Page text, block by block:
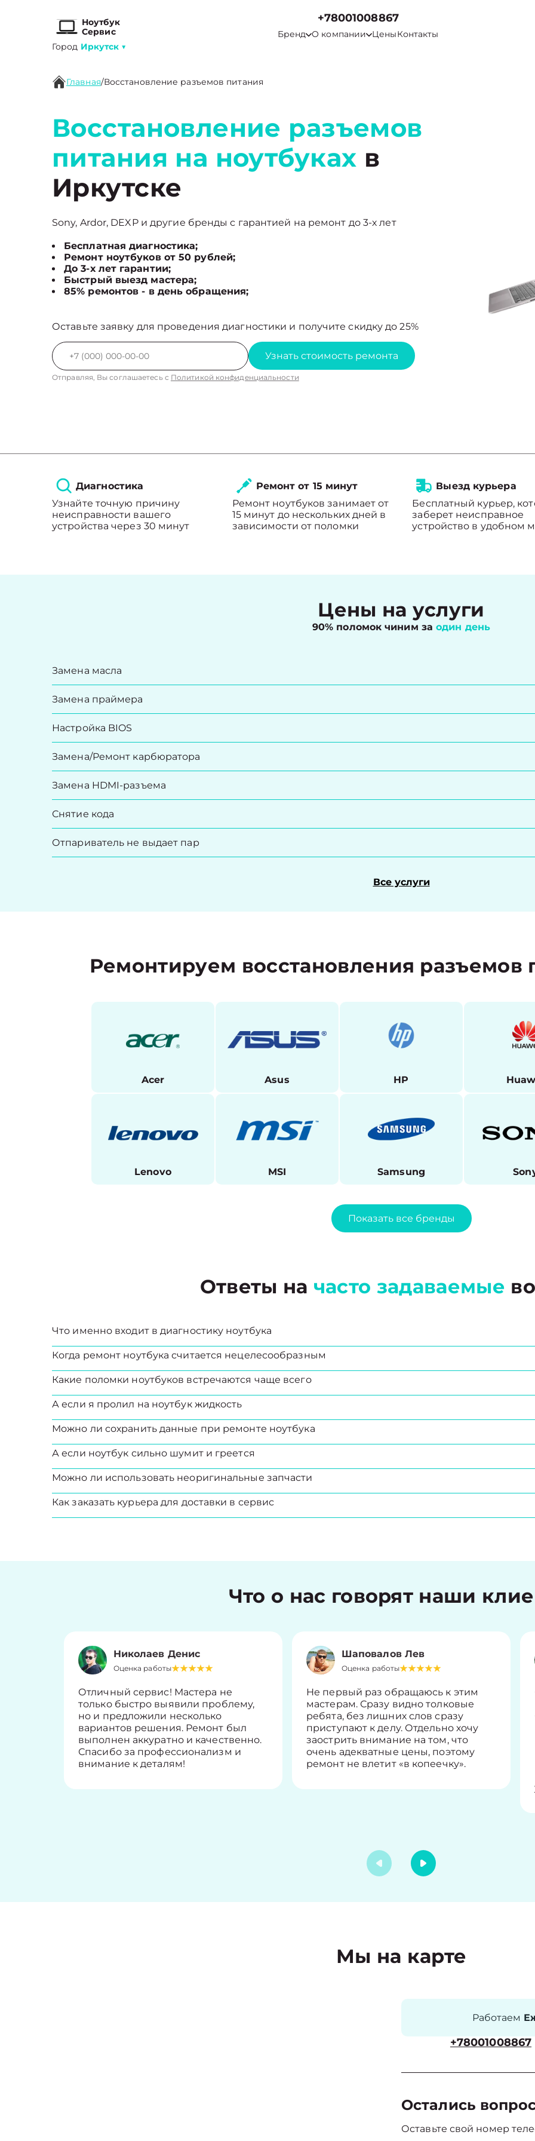
Ноутбук
Сервис
Город Иркутск ▼
+78001008867
Бренд О компании ЦеныКонтакты
Главная/Восстановление разъемов питания
Восстановление разъемов
питания на ноутбуках в
Иркутске
Sony, Ardor, DEXP и другие бренды с гарантией на ремонт до 3-х лет
Бесплатная диагностика;
Ремонт ноутбуков от 50 рублей;
До 3-х лет гарантии;
Быстрый выезд мастера;
85% ремонтов - в день обращения;
Оставьте заявку для проведения диагностики и получите скидку до 25%
Узнать стоимость ремонта
Отправляя, Вы соглашаетесь с Политикой конфиденциальности
Диагностика
Узнайте точную причину
неисправности вашего
устройства через 30 минут
Ремонт от 15 минут
Ремонт ноутбуков занимает от
15 минут до нескольких дней в
зависимости от поломки
Выезд курьера
Бесплатный курьер,
заберет неисправное
устройство в удобном
Цены на услуги
90% поломок чиним заодин день
Замена масла
Замена праймера
Настройка BIOS
Замена/Pемонт карбюратора
Замена HDMI-разъема
Снятие кода
Отпариватель не выдает пар
Все услуги
Ремонтируем восстановления разъемов
Acer Asus HP
Lenovo MSI Samsung
Показать все бренды
Ответы на часто задаваемые
Что именно входит в диагностику ноутбука
Когда ремонт ноутбука считается нецелесообразным
Какие поломки ноутбуков встречаются чаще всего
А если я пролил на ноутбук жидкость
Можно ли сохранить данные при ремонте ноутбука
А если ноутбук сильно шумит и греется
Можно ли использовать неоригинальные запчасти
Как заказать курьера для доставки в сервис
Что о нас говорят наши
Николаев Денис
Оценка работы
Отличный сервис! Мастера не
только быстро выявили проблему,
но и предложили несколько
вариантов решения. Ремонт был
выполнен аккуратно и качественно.
Спасибо за профессионализм и
внимание к деталям!
Шаповалов Лев
Оценка работы
Не первый раз обращаюсь к этим
мастерам. Сразу видно толковые
ребята, без лишних слов сразу
приступают к делу. Отдельно хочу
заострить внимание на том, что
очень адекватные цены, поэтому
ремонт не влетит «в копеечку».
Мы на карте
Работаем
+78001008867
Остались
Оставьте свой номер